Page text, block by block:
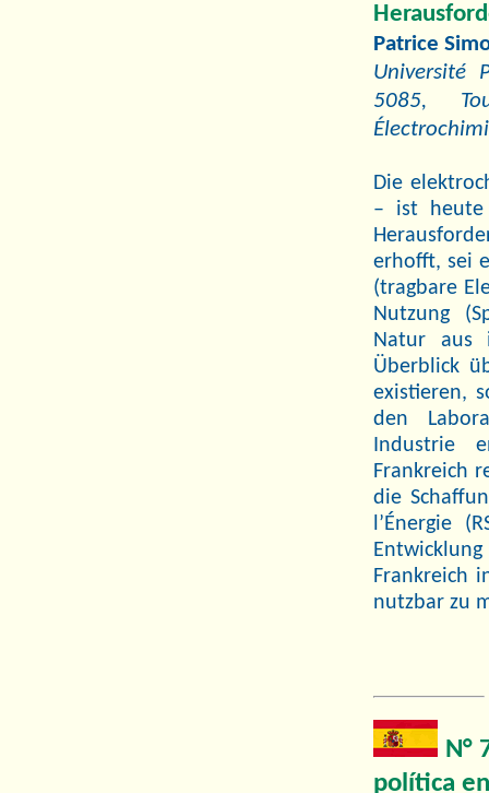
Patrice
Université
5085,
Die
– ist heute
erhofft, sei
(tragbare
Nutzung
Natur aus
Überblick
existieren,
den
Industrie
Frankreich
die
l’Énergie
Frankreich
nutzbar zu
N°
política